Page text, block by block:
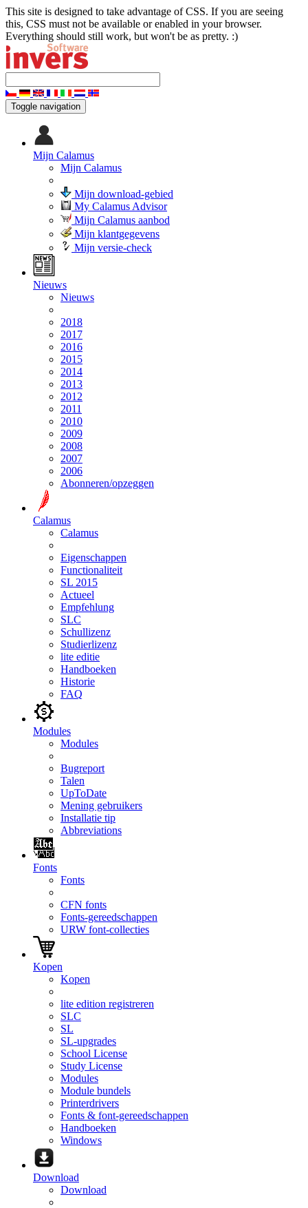
This site is designed to take advantage of CSS. If you are seeing
this, CSS must not be available or enabled in your browser.
Everything should still work, but won't be as pretty. :)
Toggle navigation
Mijn Calamus
Mijn Calamus
Mijn download-gebied
My Calamus Advisor
Mijn Calamus aanbod
Mijn klantgegevens
Mijn versie-check
Nieuws
Nieuws
2018
2017
2016
2015
2014
2013
2012
2011
2010
2009
2008
2007
2006
Abonneren/opzeggen
Calamus
Calamus
Eigenschappen
Functionaliteit
SL 2015
Actueel
Empfehlung
SLC
Schullizenz
Studierlizenz
lite editie
Handboeken
Historie
FAQ
Modules
Modules
Bugreport
Talen
UpToDate
Mening gebruikers
Installatie tip
Abbreviations
Fonts
Fonts
CFN fonts
Fonts-gereedschappen
URW font-collecties
Kopen
Kopen
lite edition registreren
SLC
SL
SL-upgrades
School License
Study License
Modules
Module bundels
Printerdrivers
Fonts & font-gereedschappen
Handboeken
Windows
Download
Download